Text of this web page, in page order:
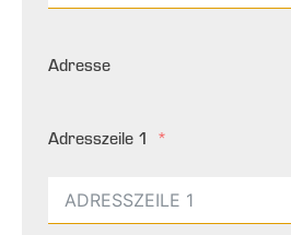
Adresse
Adresszeile 1